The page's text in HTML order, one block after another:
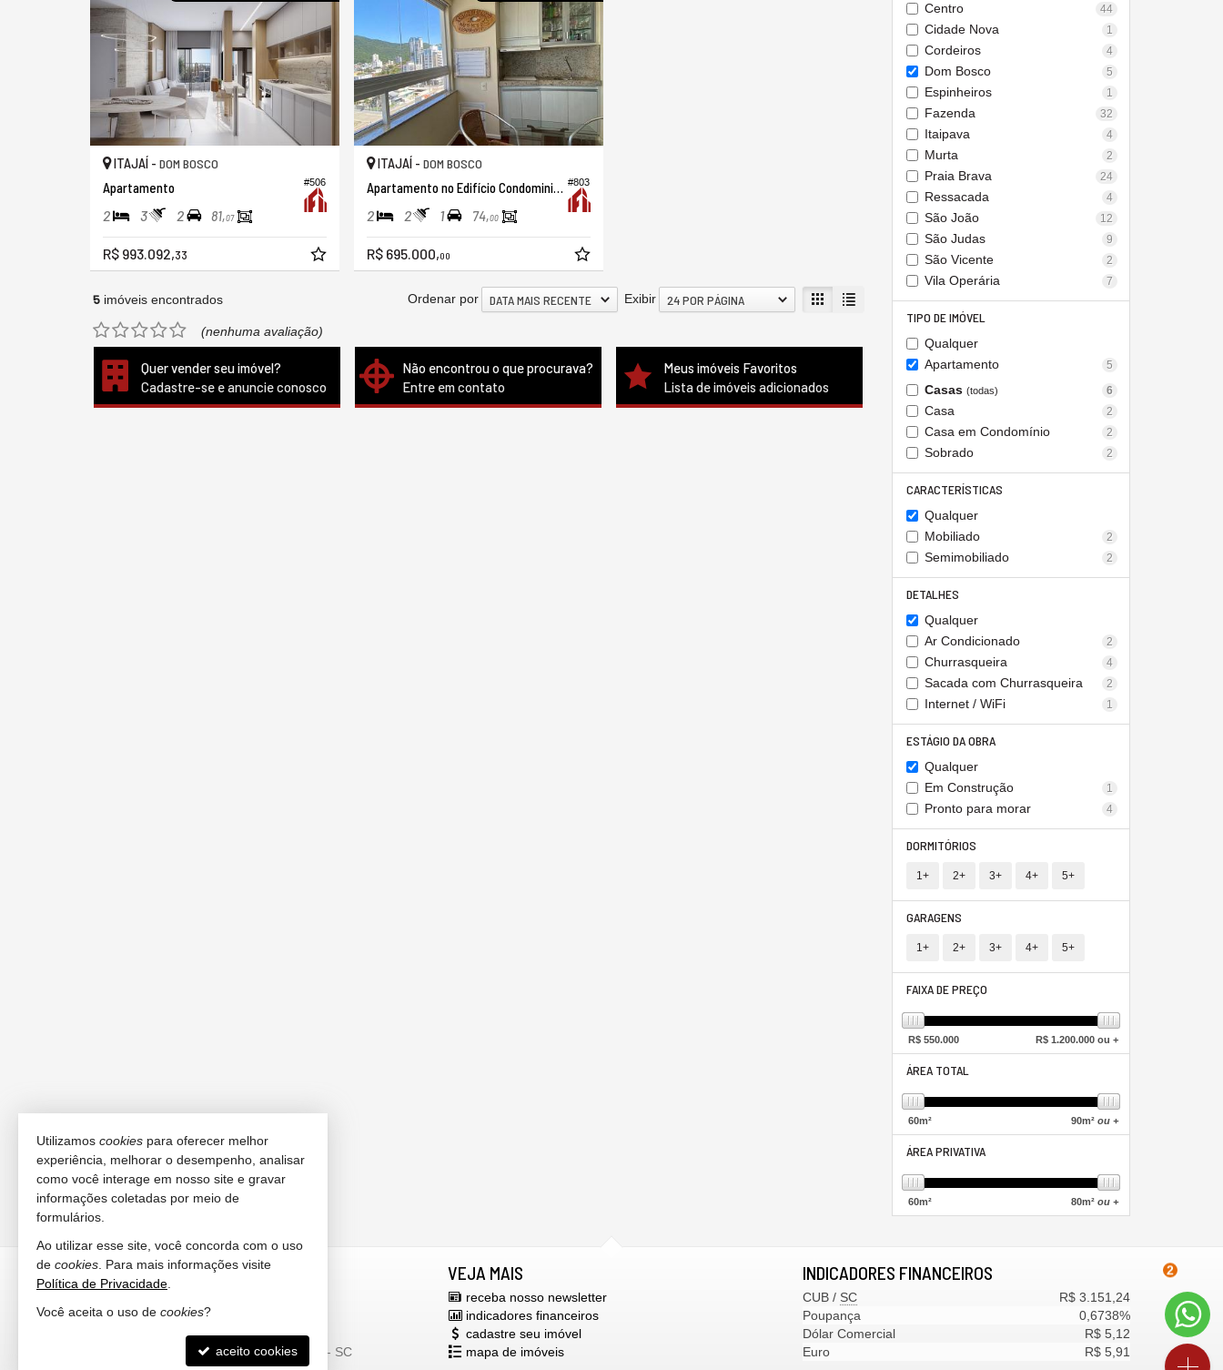
Centro 44
Cidade Nova 1
Cordeiros 4
Dom Bosco 5
Espinheiros 1
Fazenda 32
Itaipava 4
Murta 2
Praia Brava 24
Ressacada 4
São João 12
São Judas 9
São Vicente 2
Vila Operária 7
TIPO DE IMÓVEL
Qualquer
Apartamento
5
Casas (todas) 6
Casa 2
Casa em Condomínio 2
Sobrado 2
CARACTERÍSTICAS
Qualquer
Mobiliado
2
Semimobiliado 2
DETALHES
Qualquer
Ar Condicionado
2
Churrasqueira 4
Sacada com Churrasqueira 2
Internet / WiFi 1
ESTÁGIO DA OBRA
Qualquer
Em Construção
1
Pronto para morar 4
DORMITÓRIOS
1+ 2+ 3+ 4+ 5+
GARAGENS
1+ 2+ 3+ 4+ 5+
FAIXA DE PREÇO
R$ 550.000 R$1.200.000 ou +
ÁREA TOTAL
60m² 90m²ou +
ÁREA PRIVATIVA
60m² 80m²ou +
#506
ITAJAÍ - DOM BOSCO
Apartamento
2 3 2 81,07
R$ 993.092,33
#803
ITAJAÍ - DOM BOSCO
Apartamento no Edifício Condominio Itamirim
2 2 1 74,00
R$ 695.000,00
5 imóveis encontrados Exibir 24 POR PÁGINA
Ordenar por DATA MAIS RECENTE
(nenhuma avaliação)
Quer vender seu imóvel?
Cadastre-se e anuncie conosco
Não encontrou o que procurava?
Entre em contato
Meus imóveis Favoritos
Lista de imóveis adicionados
FELICITÁ IMÓVEIS
ligamos para você
contato@meuimovelfelicita.com.br
Itajaí, Balneário Camboriú e Itapema - SC
VEJA MAIS
receba nosso newsletter
indicadores financeiros
cadastre seu imóvel
mapa de imóveis
INDICADORES FINANCEIROS
CUB / SC
R$ 3.151,24
Poupança
0,6738%
Dólar Comercial
R$ 5,12
Euro
R$ 5,91
2
Utilizamos cookies para oferecer melhor
experiência, melhorar o desempenho, analisar
como você interage em nosso site e gravar
informações coletadas por meio de
formulários.
Ao utilizar esse site, você concorda com o uso
de cookies . Para mais informações visite
Política de Privacidade
Você aceita o uso de cookies?
aceito cookies